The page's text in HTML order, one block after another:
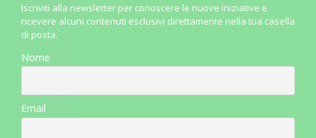
Iscriviti alla newsletter per conoscere le nuove iniziative e
ricevere alcuni contenuti esclusivi direttamente nella tua casella
di posta.
Nome
Email